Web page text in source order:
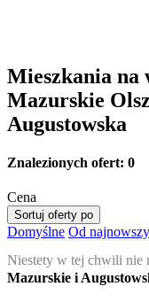
Mieszkania na
Mazurskie
Augustowska
Znalezionych ofert: 0
Cena
Sortuj oferty po
Domyślne Od
Niestety w tej chwili nie
Mazurskie i